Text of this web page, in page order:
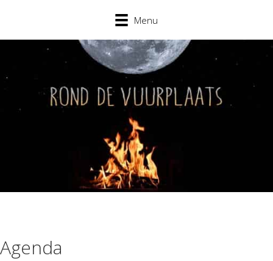
Menu
Agenda